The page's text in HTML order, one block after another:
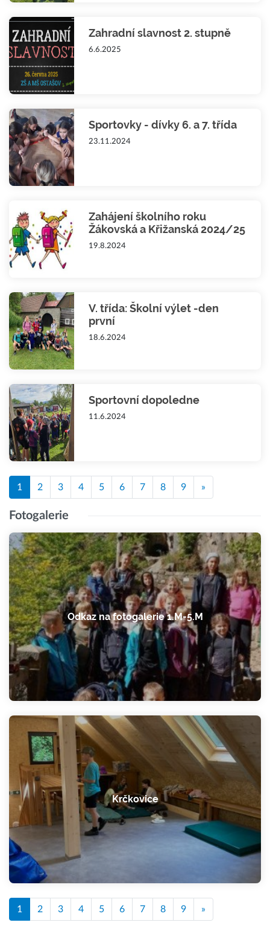
Zahradní slavnost 2. stupně
6.6.2025
Sportovky - dívky 6. a 7. třída
23.11.2024
Zahájení školního roku
Žákovská a Křižanská 2024/25
19.8.2024
V. třída: Školní výlet -den
první
18.6.2024
Sportovní dopoledne
11.6.2024
1 2 3 4 5 6 7 8 9 »
Fotogalerie
Odkaz na fotogalerie 1.M-5.M
Krčkovice
1 2 3 4 5 6 7 8 9 »